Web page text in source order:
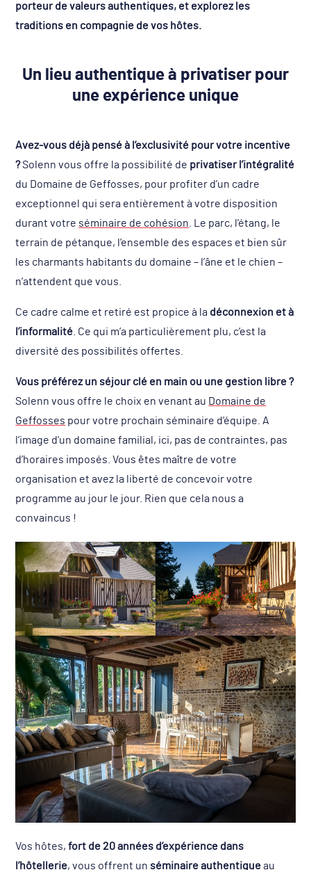
porteur de valeurs authentiques, et explorez les
traditions en compagnie de vos hôtes.
Un lieu authentique à privatiser pour
une expérience unique
Avez-vous déjà pensé à l’exclusivité pour votre incentive
?Solenn vous offre la possibilité de privatiser l’intégralité
du Domaine de Geffosses, pour profiter d’un cadre
exceptionnel qui sera entièrement à votre disposition
durant votre séminaire de cohésion. Le parc, l’étang, le
terrain de pétanque, l’ensemble des espaces et bien sûr
les charmants habitants du domaine – l’âne et le chien –
n’attendent que vous.
Ce cadre calme et retiré est propice à la déconnexion et à
l’informalité. Ce qui m’a particulièrement plu, c’est la
diversité des possibilités offertes.
Vous préférez un séjour clé en main ou une gestion libre ?
Solenn vous offre le choix en venant au Domaine de
Geffosses pour votre prochain séminaire d’équipe. A
l’image d’un domaine familial, ici, pas de contraintes, pas
d’horaires imposés. Vous êtes maître de votre
organisation et avez la liberté de concevoir votre
programme au jour le jour. Rien que cela nous a
convaincus !
Vos hôtes,fort de 20 années d’expérience dans
l’hôtellerie, vous offrent un séminaire authentiqueau